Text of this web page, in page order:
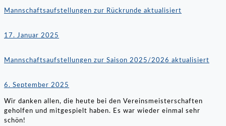
Mannschaftsaufstellungen zur Rückrunde aktualisiert
17. Januar 2025
Mannschaftsaufstellungen zur Saison 2025/2026 aktualisiert
6. September 2025
Wir danken allen, die heute bei den Vereinsmeisterschaften
geholfen und mitgespielt haben. Es war wieder einmal sehr
schön!